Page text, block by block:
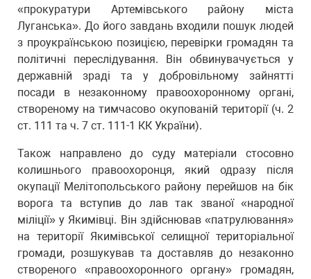
«прокуратури Артемівського району міста
Луганська». До його завдань входили пошук людей
з проукраїнською позицією, перевірки громадян та
політичні переслідування. Він обвинувачується у
державній зраді та у добровільному зайнятті
посади в незаконному правоохоронному органі,
створеному на тимчасово окупованій території (ч. 2
ст. 111 та ч. 7 ст. 111-1 КК України).
Також направлено до суду матеріали стосовно
колишнього правоохоронця, який одразу після
окупації Мелітопольського району перейшов на бік
ворога та вступив до лав так званої «народної
міліції» у Якимівці. Він здійснював «патрулювання»
на території Якимівської селищної територіальної
громади, розшукував та доставляв до незаконно
створеного «правоохоронного органу» громадян,